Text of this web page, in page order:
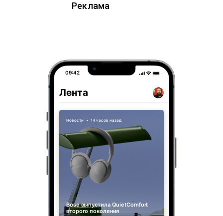
Реклама
09:42
Лента
Новости • 14 часов назад
Bose выпустила QuietComfort
второго поколения